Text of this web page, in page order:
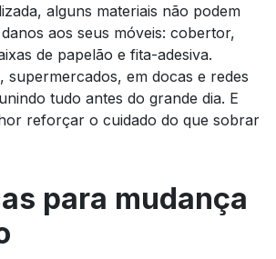
alguns materiais não podem
aos seus móveis: cobertor,
de papelão e fita-adesiva.
supermercados, em docas e redes
tudo antes do grande dia. E
reforçar o cuidado do que sobrar
para mudança